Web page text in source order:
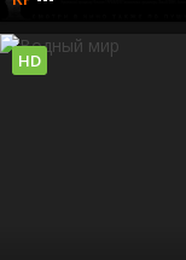
HD